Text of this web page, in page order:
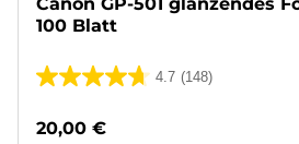
100 Blatt
4.7 (148)
4.7
20,00 €